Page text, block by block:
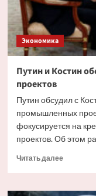
Экономика
Путин и Костин
проектов
Путин обсудил с
промышленных
фокусируется на
проектов. Об этом
Читать далееПрочитать
Путин